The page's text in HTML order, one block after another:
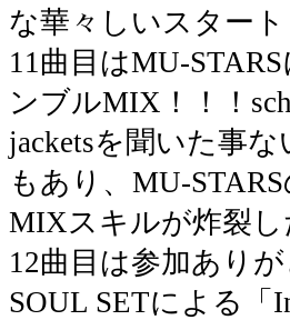
な華々しいスタート
11曲目はMU-
ンブルMIX！！！
jacketsを聞いた事
もあり、MU-STARS
MIXスキルが炸裂
12曲目は参加あり
SOUL SETによる「